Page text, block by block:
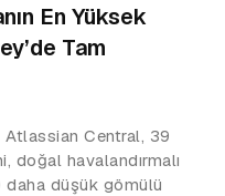
En Yüksek
Tam
Central, 39
doğal havalandırmalı
daha düşük gömülü